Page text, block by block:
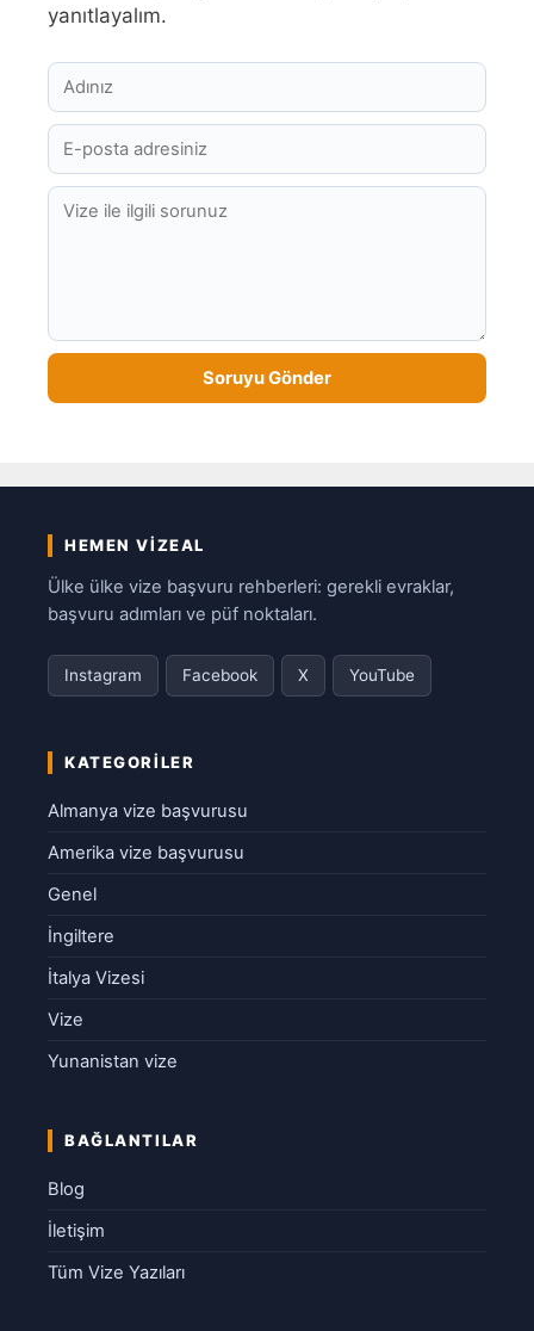
yanıtlayalım.
HEMEN VIZEAL
Ülke ülke vize başvuru rehberleri: gerekli evraklar,
başvuru adımları ve püf noktaları.
Instagram Facebook X YouTube
KATEGORILER
Almanya vize başvurusu
Amerika vize başvurusu
Genel
İngiltere
İtalya Vizesi
Vize
Yunanistan vize
BAĞLANTILAR
Blog
İletişim
Tüm Vize Yazıları